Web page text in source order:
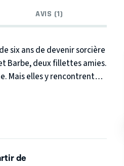
AVIS (1)
six ans de devenir sorcière
Barbe, deux fillettes amies.
Mais elles y rencontrent
de